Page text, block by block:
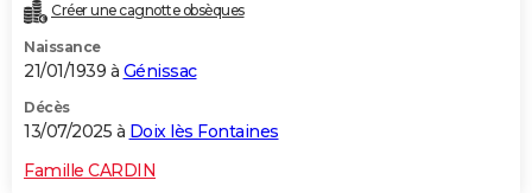
Créer une cagnotte obsèques
Naissance
21/01/1939 à Génissac
Décès
13/07/2025 à Doix lès Fontaines
Famille CARDIN